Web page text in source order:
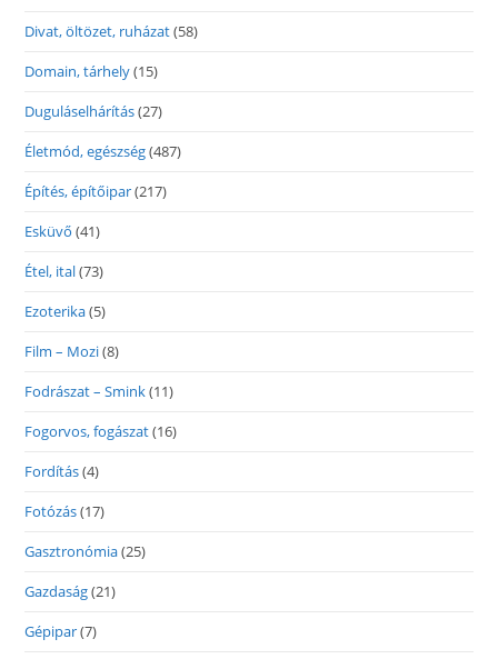
Divat, öltözet, ruházat(58)
Domain, tárhely(15)
Duguláselhárítás(27)
Életmód, egészség(487)
Építés, építőipar(217)
Esküvő (41)
Étel, ital(73)
Ezoterika(5)
Film – Mozi(8)
Fodrászat – Smink(11)
Fogorvos, fogászat(16)
Fordítás(4)
Fotózás(17)
Gasztronómia(25)
Gazdaság(21)
Gépipar(7)